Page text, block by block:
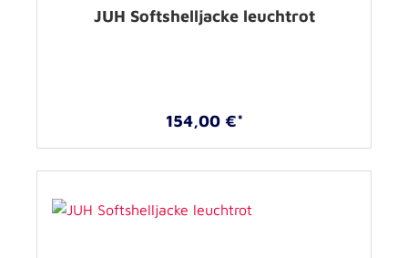
JUH Softshelljacke leuchtrot
154,00 €*